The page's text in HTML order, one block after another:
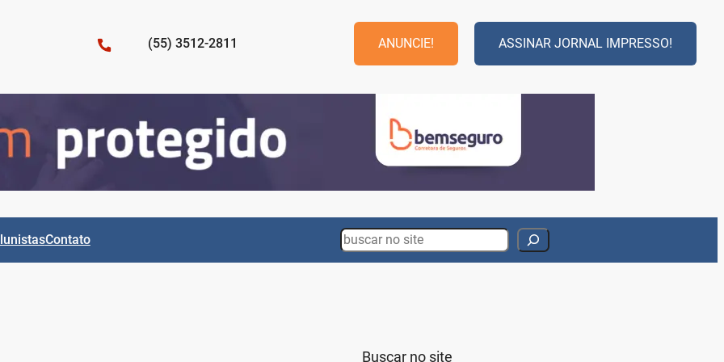
(55) 3512-2811 ANUNCIE! ASSINAR JORNAL IMPRESSO!
Contato Search
Buscar no site